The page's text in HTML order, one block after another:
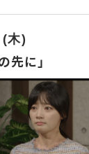
木)
先に」